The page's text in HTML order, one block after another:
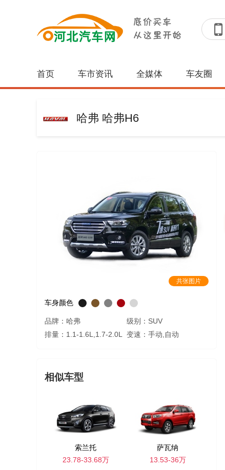
首页 车市资讯 全媒体 车友圈
哈弗 哈弗H6
共张图片
车身颜色
品牌：哈弗
级别：SUV
排量：1.1-1.6L,1.7-2.0L
变速：手动,自动
相似车型
索兰托
23.78-33.68万
萨瓦纳
13.53-36万